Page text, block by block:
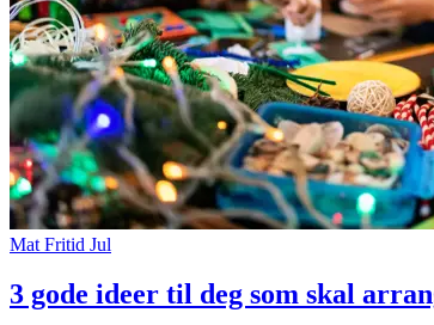
Mat Fritid Jul
3 gode ideer til deg som skal